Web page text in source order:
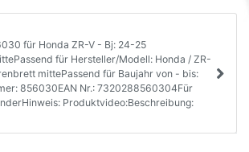
für Honda ZR-V - Bj: 24-25
für Hersteller/Modell: Honda / ZR-
mittePassend für Baujahr von - bis:
856030EAN Nr.: 7320288560304Für
Produktvideo:Beschreibung: